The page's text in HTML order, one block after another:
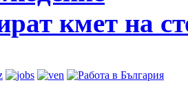
кмет на